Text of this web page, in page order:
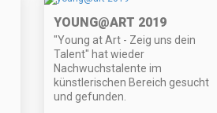
YOUNG@ART 2019
"Young at Art - Zeig uns dein
Talent" hat wieder
Nachwuchstalente im
künstlerischen Bereich gesucht
und gefunden.